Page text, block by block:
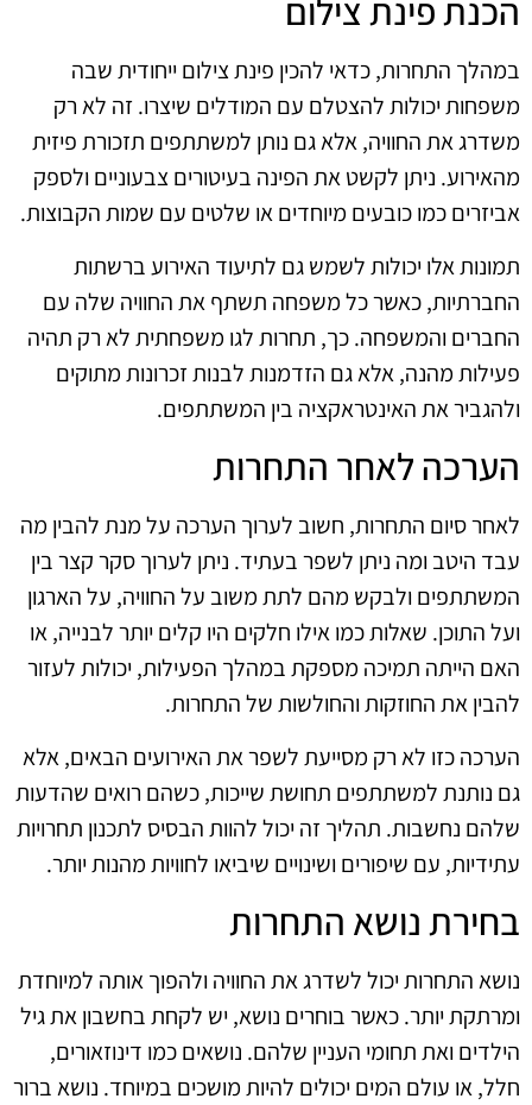
הכנת פינת צילום
במהלך התחרות, כדאי להכין פינת צילום ייחודית שבה
משפחות יכולות להצטלם עם המודלים שיצרו. זה לא רק
משדרג את החוויה, אלא גם נותן למשתתפים תזכורת פיזית
מהאירוע. ניתן לקשט את הפינה בעיטורים צבעוניים ולספק
אביזרים כמו כובעים מיוחדים או שלטים עם שמות הקבוצות.
תמונות אלו יכולות לשמש גם לתיעוד האירוע ברשתות
החברתיות, כאשר כל משפחה תשתף את החוויה שלה עם
החברים והמשפחה. כך, תחרות לגו משפחתית לא רק תהיה
פעילות מהנה, אלא גם הזדמנות לבנות זכרונות מתוקים
ולהגביר את האינטראקציה בין המשתתפים.
הערכה לאחר התחרות
לאחר סיום התחרות, חשוב לערוך הערכה על מנת להבין מה
עבד היטב ומה ניתן לשפר בעתיד. ניתן לערוך סקר קצר בין
המשתתפים ולבקש מהם לתת משוב על החוויה, על הארגון
ועל התוכן. שאלות כמו אילו חלקים היו קלים יותר לבנייה, או
האם הייתה תמיכה מספקת במהלך הפעילות, יכולות לעזור
להבין את החוזקות והחולשות של התחרות.
הערכה כזו לא רק מסייעת לשפר את האירועים הבאים, אלא
גם נותנת למשתתפים תחושת שייכות, כשהם רואים שהדעות
שלהם נחשבות. תהליך זה יכול להוות הבסיס לתכנון תחרויות
עתידיות, עם שיפורים ושינויים שיביאו לחוויות מהנות יותר.
בחירת נושא התחרות
נושא התחרות יכול לשדרג את החוויה ולהפוך אותה למיוחדת
ומרתקת יותר. כאשר בוחרים נושא, יש לקחת בחשבון את גיל
הילדים ואת תחומי העניין שלהם. נושאים כמו דינוזאורים,
חלל, או עולם המים יכולים להיות מושכים במיוחד. נושא ברור